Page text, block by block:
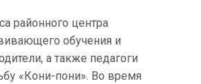
районного центра
обучения и
а также педагоги
«Кони-пони». Во время